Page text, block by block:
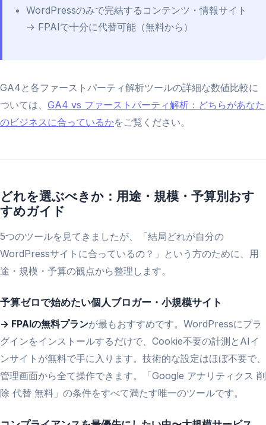
WordPressのみで完結するコンテンツ・情報サイト
→ FPAIで十分に代替可能（無料から）
GA4と各ファーストパーティ解析ツールの詳細な数値比較に
ついては、 GA4 vs ファーストパーティ解析：どちらがあなた
のビジネスに合っているかをご覧ください。
どれを選ぶべきか：用途・規模・予算別おす
すめガイド
5つのツールを見てきましたが、「結局どれが自分の
WordPressサイトに合っているの？」という方のために、用
途・規模・予算の観点から整理します。
予算ゼロで始めたい個人ブロガー・小規模サイト
→ FPAIの無料プランが最もおすすめです。WordPressにプラ
グインをインストールするだけで、Cookie不要の計測とAIイ
ンサイトが無料で手に入ります。技術的な設定はほぼ不要で、
管理画面から全て操作できます。「Google アナリティクス 削
除 代替 無料」の条件をすべて満たす唯一のツールです。